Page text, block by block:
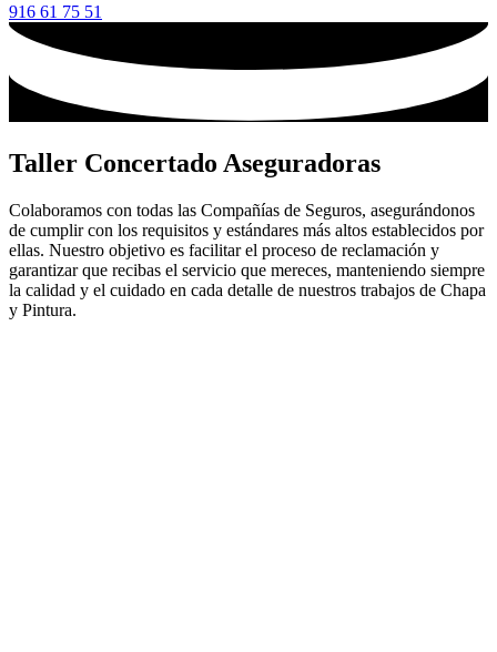
916 61 75 51
Taller Concertado Aseguradoras
Colaboramos con todas las Compañías de Seguros, asegurándonos
de cumplir con los requisitos y estándares más altos establecidos por
ellas. Nuestro objetivo es facilitar el proceso de reclamación y
garantizar que recibas el servicio que mereces, manteniendo siempre
la calidad y el cuidado en cada detalle de nuestros trabajos de Chapa
y Pintura.